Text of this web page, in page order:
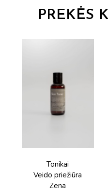
PREKĖS
Tonikai
Veido priežiūra
Zena